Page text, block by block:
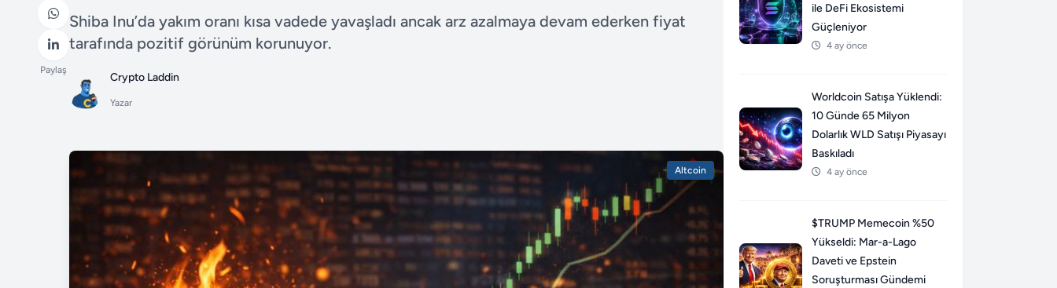
Paylaş
Shiba Inu’da yakım oranı kısa vadede yavaşladı ancak arz azalmaya devam ederken fiyat
tarafında pozitif görünüm korunuyor.
Crypto Laddin
Yazar
Altcoin
ile DeFi Ekosistemi
Güçleniyor
4 ay önce
Worldcoin Satışa Yüklendi:
10 Günde 65 Milyon
Dolarlık WLD Satışı Piyasayı
Baskıladı
4 ay önce
$TRUMP Memecoin %50
Yükseldi: Mar-a-Lago
Daveti ve Epstein
Soruşturması Gündemi